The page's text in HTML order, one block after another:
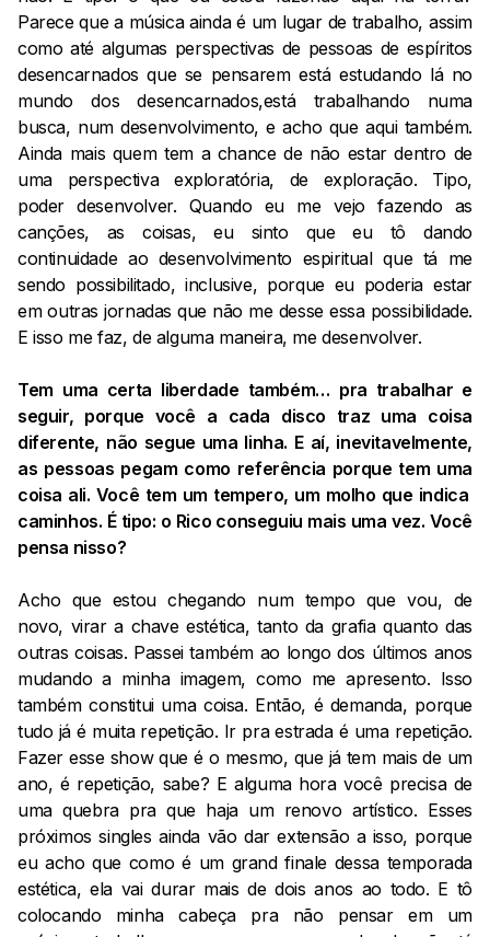
Parece que a música ainda é um lugar de trabalho, assim
como até algumas perspectivas de pessoas de espíritos
desencarnados que se pensarem está estudando lá no
mundo dos desencarnados,está trabalhando numa
busca, num desenvolvimento, e acho que aqui também.
Ainda mais quem tem a chance de não estar dentro de
uma perspectiva exploratória, de exploração. Tipo,
poder desenvolver. Quando eu me vejo fazendo as
canções, as coisas, eu sinto que eu tô dando
continuidade ao desenvolvimento espiritual que tá me
sendo possibilitado, inclusive, porque eu poderia estar
em outras jornadas que não me desse essa possibilidade.
E isso me faz, de alguma maneira, me desenvolver.
Tem uma certa liberdade também… pra trabalhar e
seguir, porque você a cada disco traz uma coisa
diferente, não segue uma linha. E aí, inevitavelmente,
as pessoas pegam como referência porque tem uma
coisa ali. Você tem um tempero, um molho que indica
caminhos. É tipo: o Rico conseguiu mais uma vez. Você
pensa nisso?
Acho que estou chegando num tempo que vou, de
novo, virar a chave estética, tanto da grafia quanto das
outras coisas. Passei também ao longo dos últimos anos
mudando a minha imagem, como me apresento. Isso
também constitui uma coisa. Então, é demanda, porque
tudo já é muita repetição. Ir pra estrada é uma repetição.
Fazer esse show que é o mesmo, que já tem mais de um
ano, é repetição, sabe? E alguma hora você precisa de
uma quebra pra que haja um renovo artístico. Esses
próximos singles ainda vão dar extensão a isso, porque
eu acho que como é um grand finale dessa temporada
estética, ela vai durar mais de dois anos ao todo. E tô
colocando minha cabeça pra não pensar em um